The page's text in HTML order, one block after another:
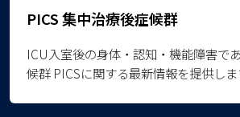
PICS 集中治療後症候群
ICU入室後の身体・認知・機能障害で
候群 PICSに関する最新情報を提供し